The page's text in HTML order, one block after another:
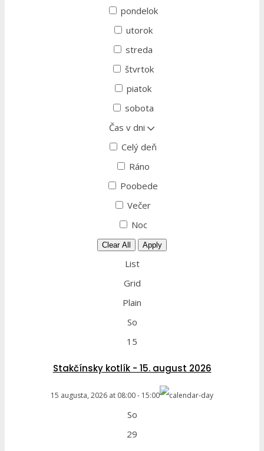
pondelok
utorok
streda
štvrtok
piatok
sobota
Čas v dni
Celý deň
Ráno
Poobede
Večer
Noc
Clear All Apply
List
Grid
Plain
So
15
Stakčínsky kotlík - 15. august 2026
15 augusta, 2026 at 08:00- 15:00
So
29